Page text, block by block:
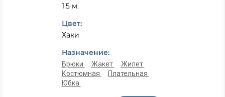
1.5 м.
Цвет:
Хаки
Назначение:
Брюки Жакет
Жилет
Костюмная
Плательная
Юбка